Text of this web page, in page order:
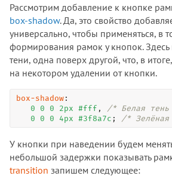
Рассмотрим добавление к кнопке
box-shadow. Да, это свойство
универсально, чтобы применяться, в
формирования рамок у кнопок. Здесь
тени, одна поверх другой, что, в
на некотором удалении от кнопки.
box-shadow :
0
0 0 2px #fff ,
/* Белая
0
0 0 4px #3f8a7c ; /*
У кнопки при наведении будем
небольшой задержки показывать
transition запишем следующее: